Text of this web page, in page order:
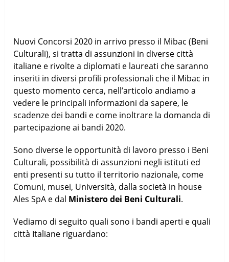
Nuovi Concorsi 2020 in arrivo presso il Mibac (Beni
Culturali), si tratta di assunzioni in diverse città
italiane e rivolte a diplomati e laureati che saranno
inseriti in diversi profili professionali che il Mibac in
questo momento cerca, nell’articolo andiamo a
vedere le principali informazioni da sapere, le
scadenze dei bandi e come inoltrare la domanda di
partecipazione ai bandi 2020.
Sono diverse le opportunità di lavoro presso i Beni
Culturali, possibilità di assunzioni negli istituti ed
enti presenti su tutto il territorio nazionale, come
Comuni, musei, Università, dalla società in house
Ales SpA e dal Ministero dei Beni Culturali.
Vediamo di seguito quali sono i bandi aperti e quali
città Italiane riguardano: